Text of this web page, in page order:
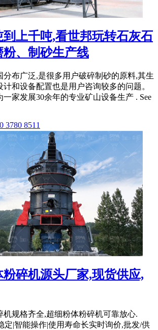
到上千吨,看世邦玩转石灰石
粉、制砂生产线
分布广泛,是很多用户破碎制砂的原料,其生
计和设备配置也是用户咨询较多的问题。
一家发展30余年的专业矿山设备生产 . See
3780 8511
粉碎机源头厂家,现货供应,
机规格齐全,超细粉体粉碎机可靠放心.
定|智能操作|使用寿命长实时询价,批发/供